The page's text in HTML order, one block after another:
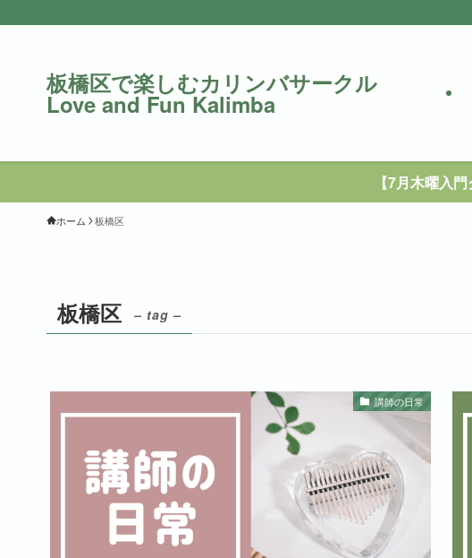
板橋区で楽しむカリンバサークル
Love and Fun Kalimba
【7月木曜入
ホーム 板橋区
板橋区 – tag –
講師の日常